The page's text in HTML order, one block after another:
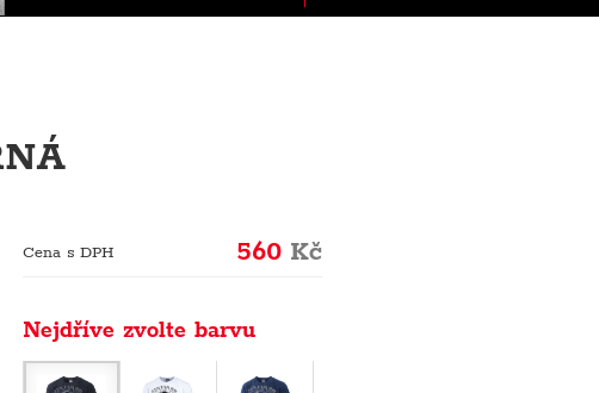
Cena s DPH 560 Kč
Nejdříve zvolte barvu